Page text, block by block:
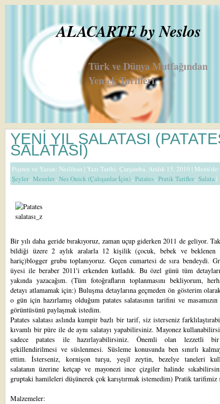
ALACARTE by Neslos
Türk ve Dünya Mutfağından
Yemek Tarifleri
YENİ YIL SALATASI
SALATASI)
Pişiren ve Yazan: Neslihan | Yazı Tarihi: Çarşamba, Aralık 15, 2010 |
Şeyler,Mezeler,Nes Ouick (Çalışanlar İçin) ,Patates ,Pratik Tarifler,Salata |
Bir yılı daha geride bırakıyoruz, zaman uçup giderken 2011 de geliyor.
bildiği üzere 2 aylık aralarla 12 kişilik (çocuk, bebek ve beklenen
hariç)blogger grubu toplanıyoruz. Geçen cumartesi de sıra bendeydi.
üyesi ile beraber 2011'i erkenden kutladık. Bu özel günü tüm
yakında yazacağım. (Tüm fotoğrafların toplanmasını bekliyorum,
detayı atlamamak için:) Buluşma detaylarına geçmeden ön gösterim
o gün için hazırlamış olduğum patates salatasının tarifini ve
görüntüsünü paylaşmak istedim.
Patates salatası aslında kumpir bazlı bir tarif, siz isterseniz
kıvamlı bir püre ile de aynı salatayı yapabilirsiniz. Mayonez
sadece patates ile hazırlayabilirsiniz. Önemli olan lezzetli bir
şekillendirilmesi ve süslenmesi. Süsleme konusunda ben sınırlı
ettim. İsterseniz, kornişon turşu, yeşil zeytin, bezelye taneleri
salatanın üzerine ketçap ve mayonezi ince çizgiler halinde
gruptaki hamileleri düşünerek çok karıştırmak istemedim) Pratik tarifimiz
Malzemeler: